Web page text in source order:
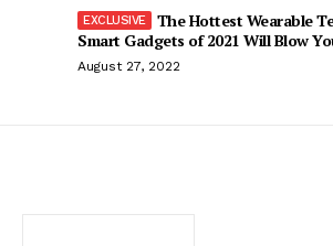
The Hottest Wearable
Smart Gadgets of 2021 Will Blow
August 27, 2022